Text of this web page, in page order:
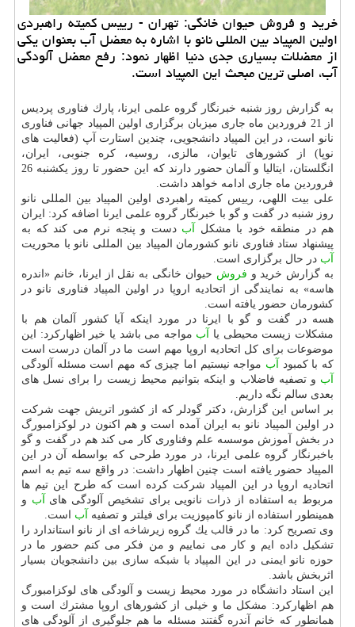
خرید و فروش حیوان خانگی: تهران - رییس كمیته راهبردی
اولین المپیاد بین المللی نانو با اشاره به معضل آب بعنوان یكی
از معضلات بسیاری جدی دنیا اظهار نمود: رفع معضل آلودگی
آب، اصلی ترین مبحث این المپیاد است.
به گزارش روز شنبه خبرنگار گروه علمی ایرنا، پارك فناوری پردیس
از 21 فروردین ماه جاری میزبان برگزاری اولین المپیاد جهانی فناوری
نانو است، در این المپیاد دانشجویی، چندین استارت آپ (فعالیت های
نوپا) از كشورهای تایوان، مالزی، روسیه، كره جنوبی، ایران،
انگلستان، ایتالیا و آلمان حضور دارند كه این حضور تا روز یكشنبه 26
فروردین ماه جاری ادامه خواهد داشت.
علی بیت اللهی، رییس كمیته راهبردی اولین المپیاد بین المللی نانو
روز شنبه در گفت و گو با خبرنگار گروه علمی ایرنا اضافه كرد: ایران
هم در منطقه خود با مشكل آب دست و پنجه نرم می كند كه به
پیشنهاد ستاد فناوری نانو كشورمان المپیاد بین المللی نانو با محوریت
آب در حال برگزاری است.
به گزارش خرید و فروش حیوان خانگی به نقل از ایرنا، خانم «اندره
هاسه» به نمایندگی از اتحادیه اروپا در اولین المپیاد فناوری نانو در
كشورمان حضور یافته است.
هسه در گفت و گو با ایرنا در مورد اینكه آیا كشور آلمان هم با
مشكلات زیست محیطی یا آب مواجه می باشد یا خیر اظهاركرد: این
موضوعات برای كل اتحادیه اروپا مهم است ما در آلمان درست است
كه با كمبود آب مواجه نیستیم اما چیزی كه مهم است مسئله آلودگی
آب و تصفیه فاضلاب و اینكه بتوانیم محیط زیست را برای نسل های
بعدی سالم نگه داریم.
بر اساس این گزارش، دكتر گودلر كه از كشور اتریش جهت شركت
در اولین المپیاد نانو به ایران آمده است و هم اكنون در لوكزامبورگ
در بخش آموزش موسسه علم وفناوری كار می كند هم در گفت و گو
باخبرنگار گروه علمی ایرنا، در مورد طرحی كه بواسطه آن در این
المپیاد حضور یافته است چنین اظهار داشت: در واقع سه تیم به اسم
اتحادیه اروپا در این المپیاد شركت كرده است كه طرح این تیم ها
مربوط به استفاده از ذرات نانویی برای تشخیص آلودگی های آب و
همینطور استفاده از نانو كامپوزیت برای فیلتر و تصفیه آب است.
وی تصریح كرد: ما در قالب یك گروه زیرشاخه ای از نانو استاندارد را
تشكیل داده ایم و كار می نماییم و من فكر می كنم حضور ما در
حوزه نانو ایمنی در این المپیاد با شبكه سازی بین دانشجویان بسیار
اثربخش باشد.
این استاد دانشگاه در مورد محیط زیست و آلودگی های لوكزامبورگ
هم اظهاركرد: مشكل ما و خیلی از كشورهای اروپا مشترك است و
همانطور كه خانم آندره گفتند مسئله ما هم جلوگیری از آلودگی های